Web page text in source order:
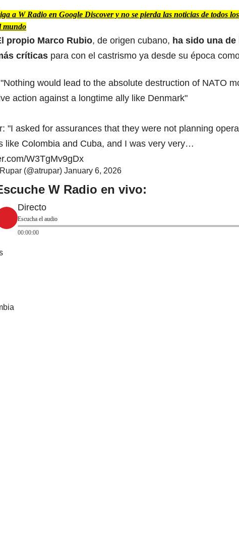
a W Radio en Google Discover y no se pierda las noticias de todos
mundo
propio Marco Rubio, de origen cubano, ha sido una
críticas para con el castrismo ya desde su época
would lead to the absolute destruction of NATO
action against a longtime ally like Denmark"
"I asked for assurances that they were not planning
like Colombia and Cuba, and I was very very…
W3TgMv9gDx
(@atrupar) January 6, 2026
W Radio en vivo:
Directo
Escucha el audio
00:00:00